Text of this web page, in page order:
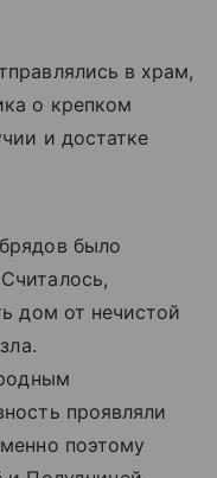
в храм,
о крепком
и достатке
было
дом от нечистой
проявляли
поэтому